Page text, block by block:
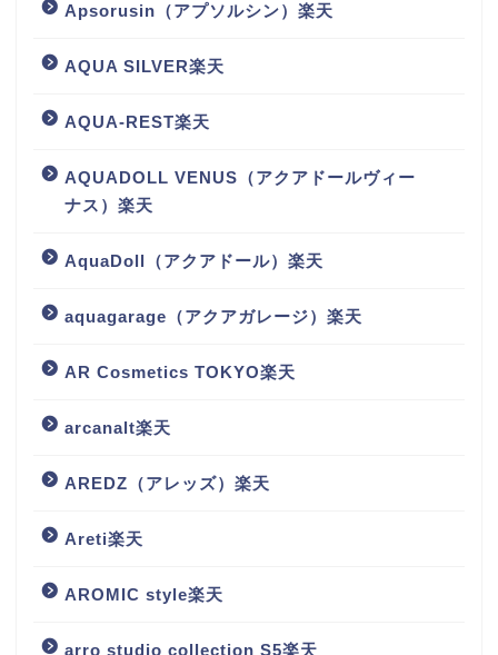
Apsorusin（アプソルシン）楽天
AQUA SILVER楽天
AQUA-REST楽天
AQUADOLL VENUS（アクアドールヴィー
ナス）楽天
AquaDoll（アクアドール）楽天
aquagarage（アクアガレージ）楽天
AR Cosmetics TOKYO楽天
arcanalt楽天
AREDZ（アレッズ）楽天
Areti楽天
AROMIC style楽天
arro studio collection S5楽天